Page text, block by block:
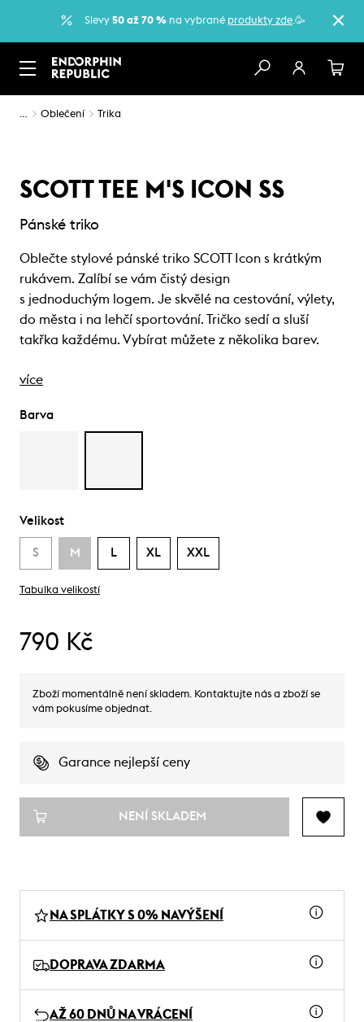
Slevy 50 až 70 % na vybrané produkty zde.🥳
… Oblečení Trika
SCOTT TEE M'S ICON SS
Pánské triko
Oblečte stylové pánské triko SCOTT Icon s krátkým
rukávem. Zalíbí se vám čistý design
s jednoduchým logem. Je skvělé na cestování, výlety,
do města i na lehčí sportování. Tričko sedí a sluší
takřka každému. Vybírat můžete z několika barev.
více
Barva
Velikost
S M L XL XXL
Tabulka velikostí
790 Kč
Zboží momentálně není skladem. Kontaktujte nás a zboží se
vám pokusíme objednat.
Garance nejlepší ceny
NENÍ SKLADEM
NA SPLÁTKY S 0% NAVÝŠENÍ
DOPRAVA ZDARMA
AŽ 60 DNŮ NA VRÁCENÍ